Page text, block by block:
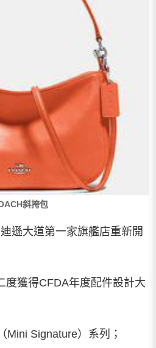
斜挎包
遜大道第一家旗艦店重新開
度獲得CFDA年度配件設計大
Mini Signature）系列；